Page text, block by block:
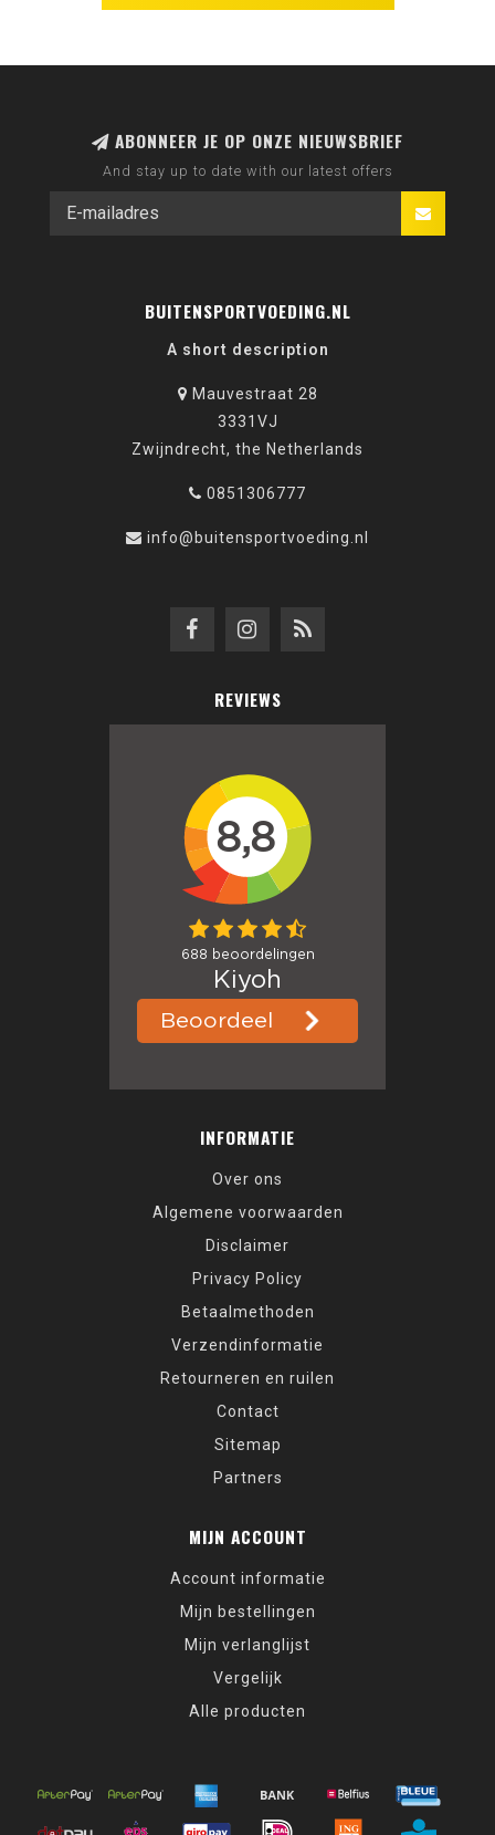
ABONNEER JE OP ONZE NIEUWSBRIEF
And stay up to date with our latest offers
BUITENSPORTVOEDING.NL
A short description
Mauvestraat 28
3331VJ
Zwijndrecht, the Netherlands
0851306777
info@buitensportvoeding.nl
REVIEWS
INFORMATIE
Over ons
Algemene voorwaarden
Disclaimer
Privacy Policy
Betaalmethoden
Verzendinformatie
Retourneren en ruilen
Contact
Sitemap
Partners
MIJN ACCOUNT
Account informatie
Mijn bestellingen
Mijn verlanglijst
Vergelijk
Alle producten